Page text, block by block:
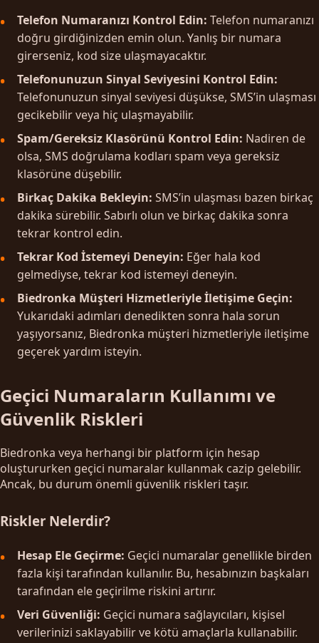
Telefon Numaranızı Kontrol Edin: Telefon numaranızı
doğru girdiğinizden emin olun. Yanlış bir numara
girerseniz, kod size ulaşmayacaktır.
Telefonunuzun Sinyal Seviyesini Kontrol Edin:
Telefonunuzun sinyal seviyesi düşükse, SMS’in ulaşması
gecikebilir veya hiç ulaşmayabilir.
Spam/Gereksiz Klasörünü Kontrol Edin: Nadiren de
olsa, SMS doğrulama kodları spam veya gereksiz
klasörüne düşebilir.
Birkaç Dakika Bekleyin: SMS’in ulaşması bazen birkaç
dakika sürebilir. Sabırlı olun ve birkaç dakika sonra
tekrar kontrol edin.
Tekrar Kod İstemeyi Deneyin: Eğer hala kod
gelmediyse, tekrar kod istemeyi deneyin.
Biedronka Müşteri Hizmetleriyle İletişime Geçin:
Yukarıdaki adımları denedikten sonra hala sorun
yaşıyorsanız, Biedronka müşteri hizmetleriyle iletişime
geçerek yardım isteyin.
Geçici Numaraların Kullanımı ve
Güvenlik Riskleri
Biedronka veya herhangi bir platform için hesap
oluştururken geçici numaralar kullanmak cazip gelebilir.
Ancak, bu durum önemli güvenlik riskleri taşır.
Riskler Nelerdir?
Hesap Ele Geçirme: Geçici numaralar genellikle birden
fazla kişi tarafından kullanılır. Bu, hesabınızın başkaları
tarafından ele geçirilme riskini artırır.
Veri Güvenliği: Geçici numara sağlayıcıları, kişisel
verilerinizi saklayabilir ve kötü amaçlarla kullanabilir.